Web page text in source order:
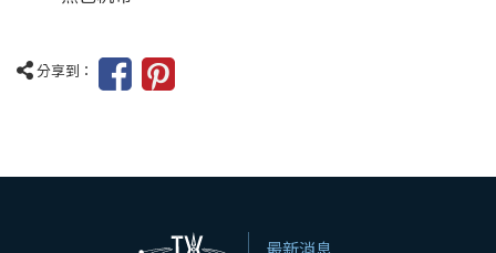
分享到：
最新消息